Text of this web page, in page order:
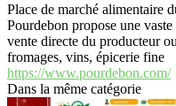
Place de marché alimentaire
Pourdebon propose une
vente directe du producteur
fromages, vins, épicerie fine
https://www.pourdebon.com/
Dans la même catégorie